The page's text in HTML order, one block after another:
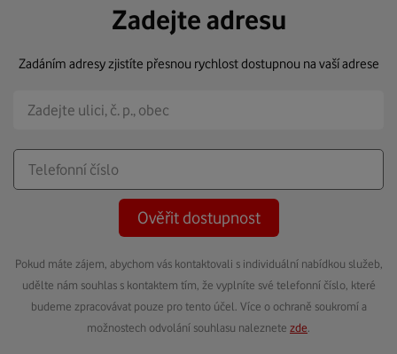
Zadejte adresu
Zadáním adresy zjistíte přesnou rychlost dostupnou na vaší adrese
Ověřit dostupnost
Pokud máte zájem, abychom vás kontaktovali s individuální nabídkou služeb,
udělte nám souhlas s kontaktem tím, že vyplníte své telefonní číslo, které
budeme zpracovávat pouze pro tento účel. Více o ochraně soukromí a
možnostech odvolání souhlasu naleznete zde